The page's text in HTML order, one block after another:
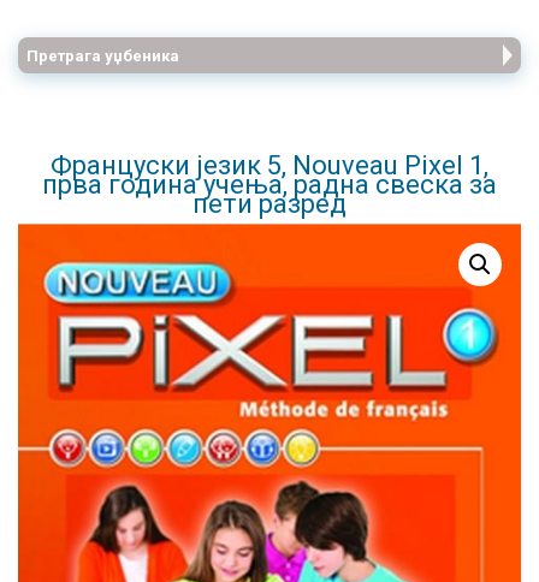
Претрага уџбеника
Француски језик 5, Nouveau Pixel 1,
прва година учења, радна свеска за
пети разред